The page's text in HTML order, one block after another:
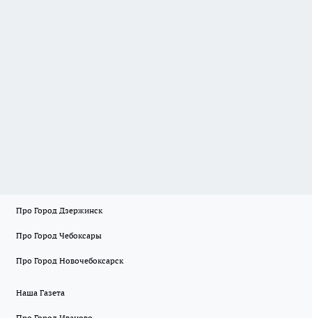
Про Город Дзержинск
Про Город Чебоксары
Про Город Новочебоксарск
Наша Газета